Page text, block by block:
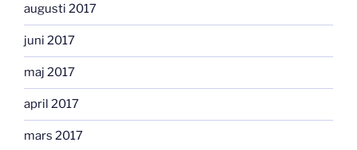
augusti 2017
juni 2017
maj 2017
april 2017
mars 2017